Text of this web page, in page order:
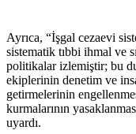
Ayrıca, “İşgal cezaevi
sistematik tıbbi ihmal ve
politikalar izlemiştir; bu
ekiplerinin denetim ve
getirmelerinin
kurmalarının
uyardı.